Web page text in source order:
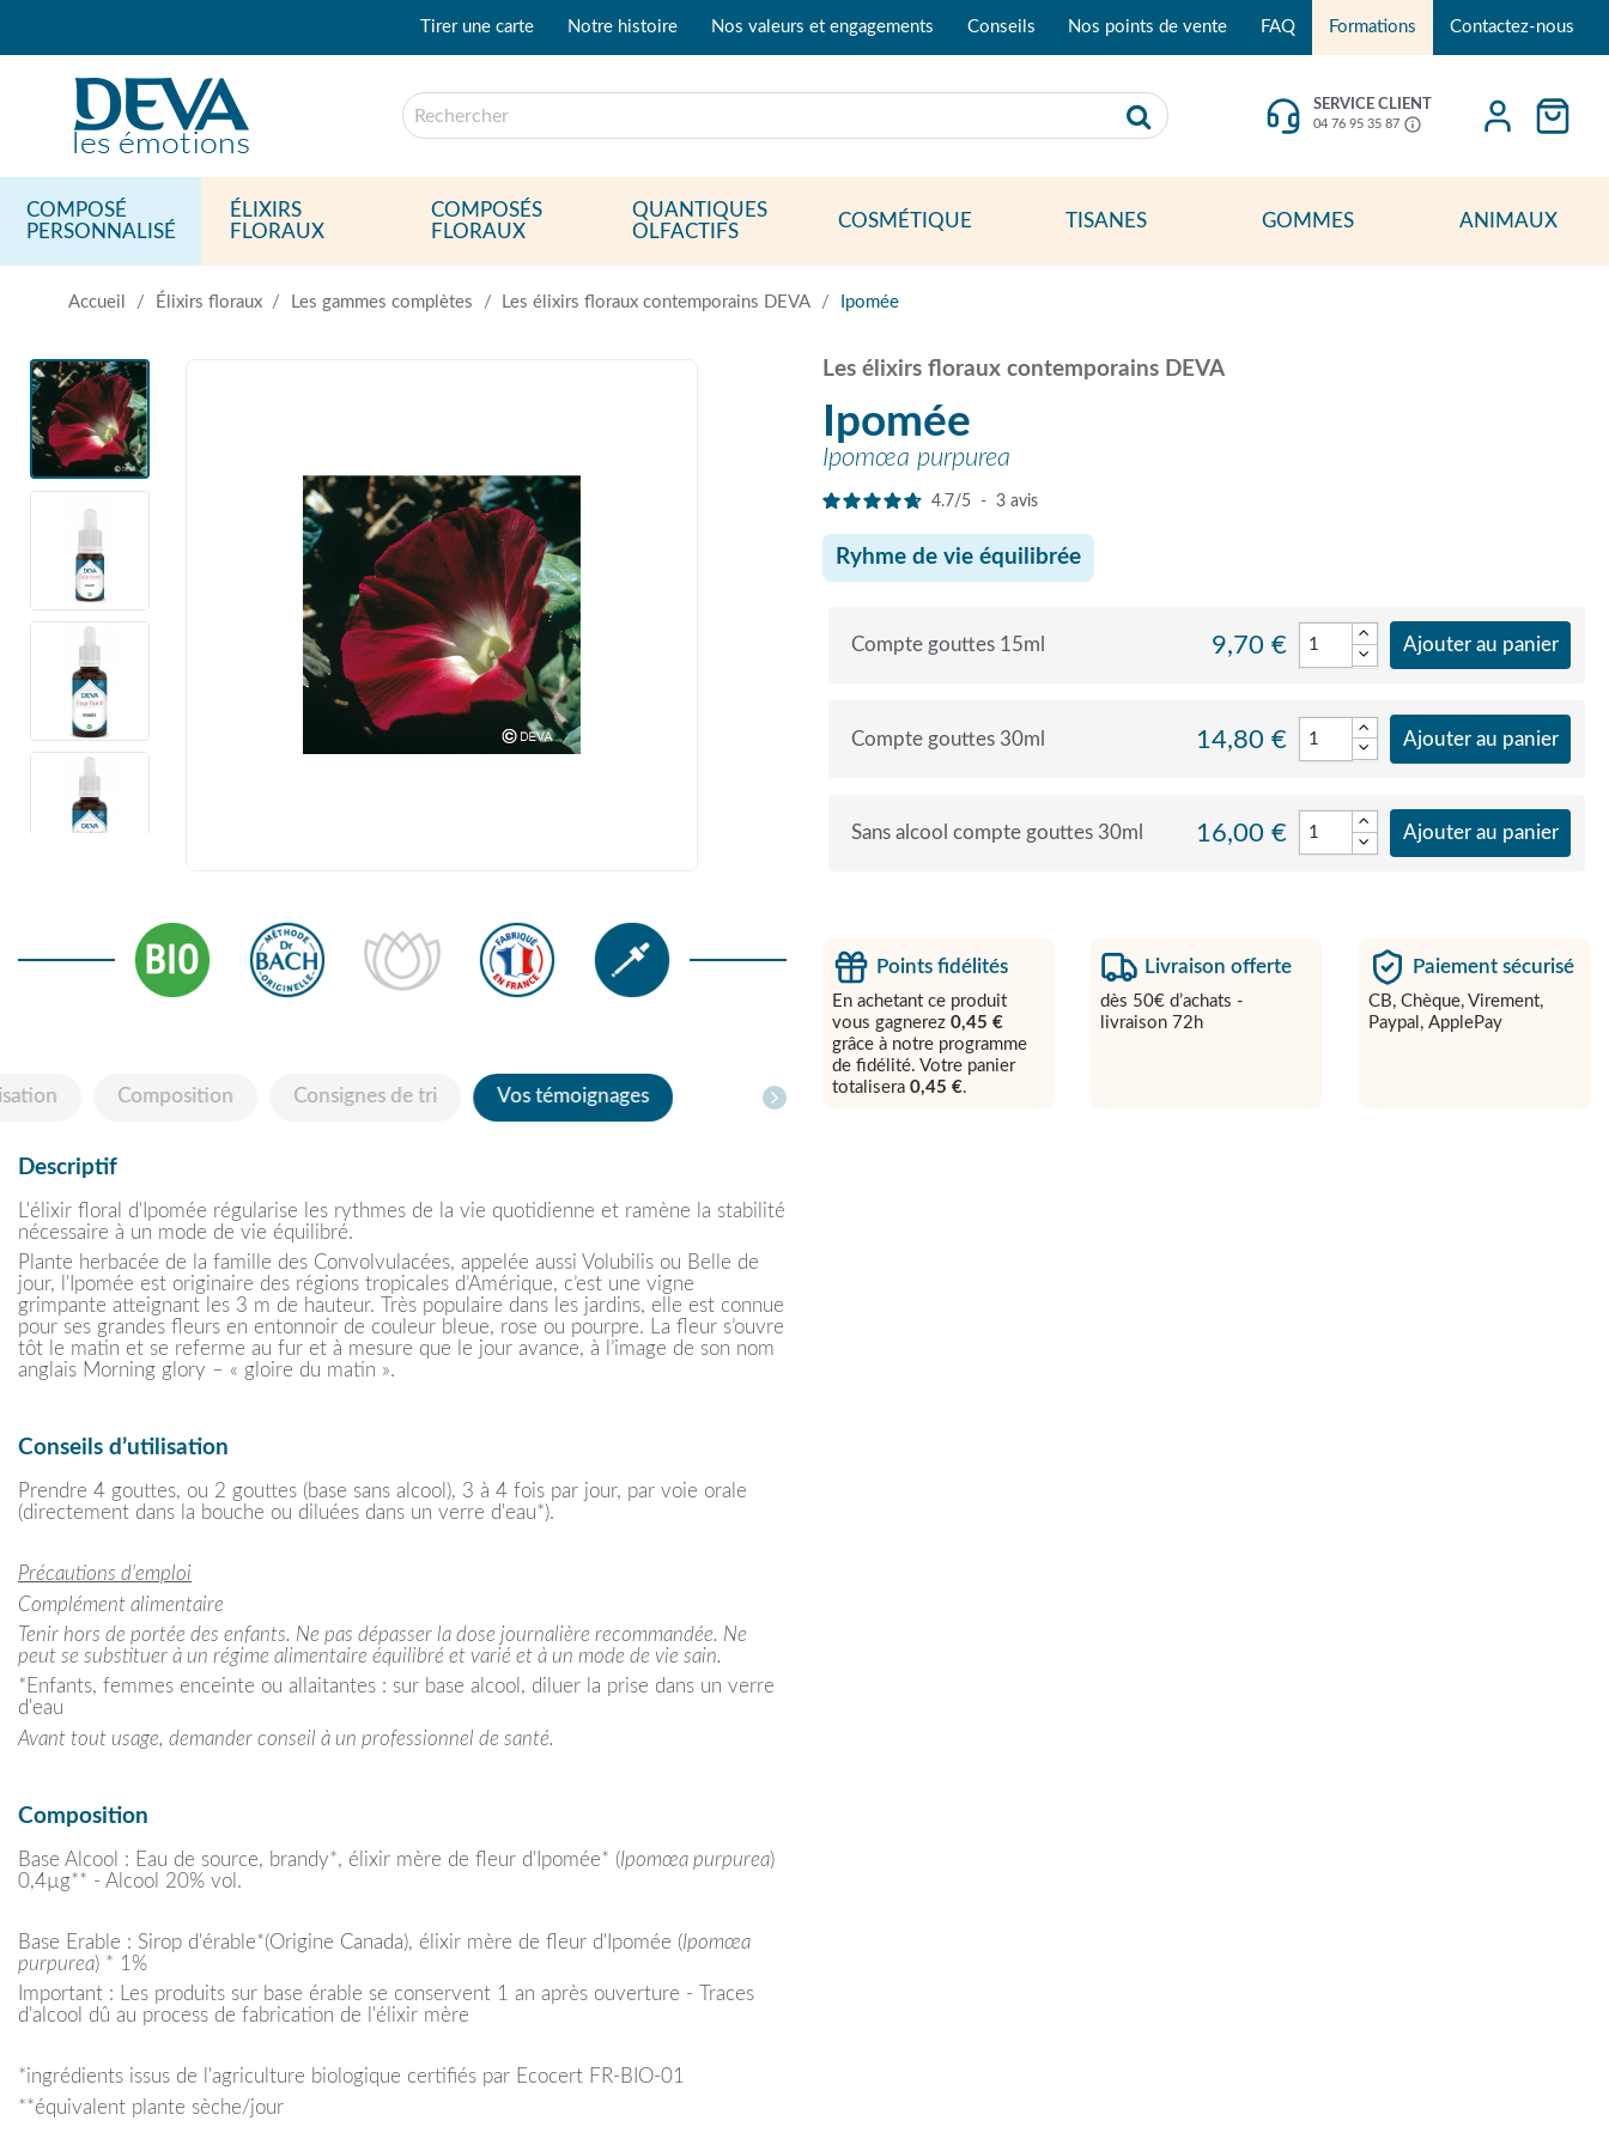
Contactez-nous
Formations
FAQ
Nos points de vente
Conseils
Nos valeurs et engagements
Notre histoire
Tirer une carte
SERVICE CLIENT
04 76 95 35 87
COMPOSÉ
PERSONNALISÉ
ÉLIXIRS
FLORAUX
COMPOSÉS
FLORAUX
QUANTIQUES
OLFACTIFS
COSMÉTIQUE TISANES GOMMES ANIMAUX
Accueil Élixirs floraux Les gammes complètes Les élixirs floraux contemporains DEVA Ipomée
Les élixirs floraux contemporains DEVA
Ipomée
Ipomœa purpurea
4.7/5 - 3 avis
Ryhme de vie équilibrée
Compte gouttes 15ml 9,70 € Ajouter au panier
Compte gouttes 30ml 14,80 € Ajouter au panier
Sans alcool compte gouttes 30ml 16,00 € Ajouter au panier
Points fidélités
En achetant ce produit
vous gagnerez 0,45 €
grâce à notre programme
de fidélité. Votre panier
totalisera 0,45 €.
Livraison offerte
dès 50€ d’achats -
livraison 72h
Paiement sécurisé
CB, Chèque, Virement,
Paypal, ApplePay
Composition Consignes de tri Vos témoignages
Descriptif
L'élixir floral d'Ipomée régularise les rythmes de la vie quotidienne et ramène la stabilité
nécessaire à un mode de vie équilibré.
Plante herbacée de la famille des Convolvulacées, appelée aussi Volubilis ou Belle de
jour, l'Ipomée est originaire des régions tropicales d’Amérique, c’est une vigne
grimpante atteignant les 3 m de hauteur. Très populaire dans les jardins, elle est connue
pour ses grandes fleurs en entonnoir de couleur bleue, rose ou pourpre. La fleur s’ouvre
tôt le matin et se referme au fur et à mesure que le jour avance, à l’image de son nom
anglais Morning glory – « gloire du matin ».
Conseils d’utilisation
Prendre 4 gouttes, ou 2 gouttes (base sans alcool), 3 à 4 fois par jour, par voie orale
(directement dans la bouche ou diluées dans un verre d'eau*).
Précautions d'emploi
Complément alimentaire
Tenir hors de portée des enfants. Ne pas dépasser la dose journalière recommandée. Ne
peut se substituer à un régime alimentaire équilibré et varié et à un mode de vie sain.
*Enfants, femmes enceinte ou allaitantes : sur base alcool, diluer la prise dans un verre
d'eau
Avant tout usage, demander conseil à un professionnel de santé.
Composition
Base Alcool : Eau de source, brandy*, élixir mère de fleur d'Ipomée* (Ipomœa purpurea)
0,4µg** - Alcool 20% vol.
Base Erable : Sirop d'érable*(Origine Canada), élixir mère de fleur d'Ipomée (Ipomœa
purpurea) * 1%
Important : Les produits sur base érable se conservent 1 an après ouverture - Traces
d'alcool dû au process de fabrication de l'élixir mère
*ingrédients issus de l'agriculture biologique certifiés par Ecocert FR-BIO-01
**équivalent plante sèche/jour